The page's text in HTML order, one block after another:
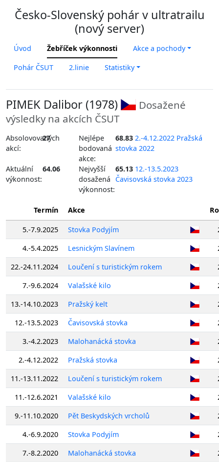
Česko-Slovenský pohár v ultratrailu
(nový server)
Úvod Žebříček výkonnosti Akce a pochody
Pohár ČSUT 2.linie Statistiky
PIMEK Dalibor (1978)
Dosažené
výsledky na akcích ČSUT
Absolovovaných
akcí:
27
Nejlépe
bodovaná
akce:
68.83 2.-4.12.2022 Pražská
stovka 2022
Aktuální
výkonnost:
64.06
Nejvyšší
dosažená
výkonnost:
65.13 12.-13.5.2023
Čavisovská stovka 2023
Termín Akce
5.-7.9.2025 Stovka Podyjím
4.-5.4.2025
Lesnickým Slavínem
22.-24.11.2024
Loučení s turistickým rokem
7.-9.6.2024
Valašské kilo
13.-14.10.2023
Pražský kelt
12.-13.5.2023
Čavisovská stovka
3.-4.2.2023
Malohanácká stovka
2.-4.12.2022
Pražská stovka
11.-13.11.2022
Loučení s turistickým rokem
11.-12.6.2021
Valašské kilo
9.-11.10.2020
Pět Beskydských vrcholů
4.-6.9.2020
Stovka Podyjím
7.-8.2.2020
Malohanácká stovka